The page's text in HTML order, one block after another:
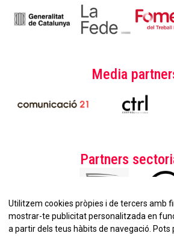
Media
Partners
Utilitzem cookies pròpies i de tercers amb
mostrar-te publicitat personalitzada en
a partir dels teus hàbits de navegació.